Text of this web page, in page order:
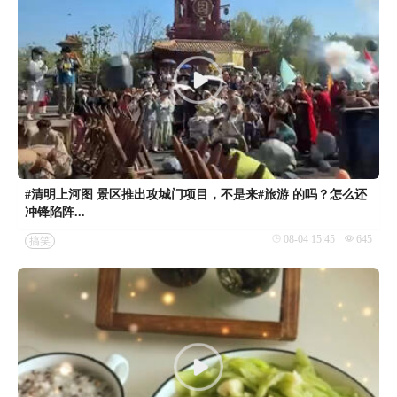
#清明上河图 景区推出攻城门项目，不是来#旅游 的吗？怎么还
冲锋陷阵...
搞笑 08-04 15:45 645